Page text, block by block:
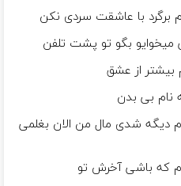
برگرد با عاشقت سردی نکن
میخوایو بگو تو پشت تلفن
بیشتر از عشق
نام بی بدن
دیگه شدی مال من الان بغلمی
که باشی آخرش تو